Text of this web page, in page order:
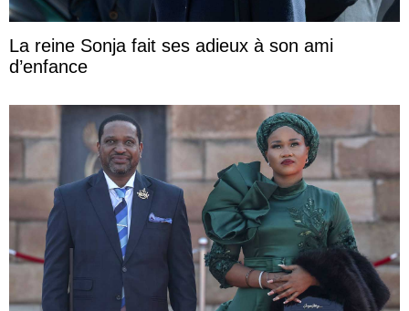
La reine Sonja fait ses adieux à son ami
d’enfance